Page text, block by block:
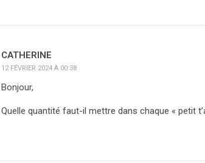
CATHERINE
12 FÉVRIER 2024 À 00:38
Bonjour,
Quelle quantité faut-il mettre dans chaque « petit